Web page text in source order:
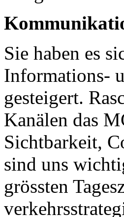
Sie haben es
Informations-
gesteigert.
Kanälen das
Sichtbarkeit,
sind uns
grössten